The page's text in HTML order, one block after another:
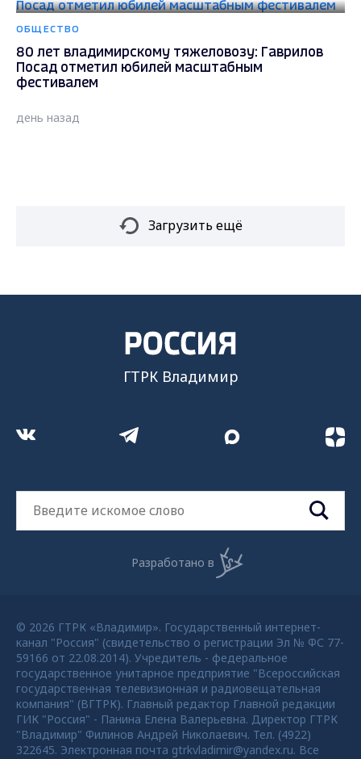
ОБЩЕСТВО
80 лет владимирскому тяжеловозу: Гаврилов
Посад отметил юбилей масштабным
фестивалем
день назад
Загрузить ещё
ГТРК Владимир
Разработано в
© 2026 ГТРК «Владимир». Государственный интернет-
канал "Россия" (свидетельство о регистрации Эл № ФС 77-
59166 от 22.08.2014). Учредитель - федеральное
государственное унитарное предприятие "Всероссийская
государственная телевизионная и радиовещательная
компания" (ВГТРК). Главный редактор Главной редакции
ГИК "Россия" - Панина Елена Валерьевна. Директор ГТРК
"Владимир" Филинов Андрей Николаевич. Тел. (4922)
322645. Электронная почта gtrkvladimir@yandex.ru. Все